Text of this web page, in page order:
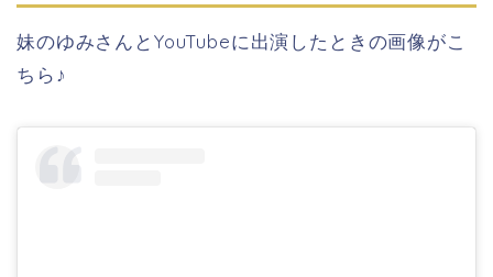
妹のゆみさんとYouTubeに出演したときの画像がこ
ちら♪